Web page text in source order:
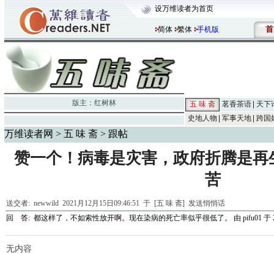
设万维读者为首页
简体 繁体 手机版 首
版主： 红树林 五 味 斋 茗香茶语
天下
史地人物
军事天地 跨国
万维读者网 > 五 味 斋 > 跟帖
赞一个！病毒是灾害，政府折腾是
苦
送交者: newwild 2021月12月15日09:46:51 于 [五 味 斋] 发送悄悄话
回 答: 都这样了，不如索性放开啊。现在染病的死亡率似乎很低了。 由 pifu01 于
无内容